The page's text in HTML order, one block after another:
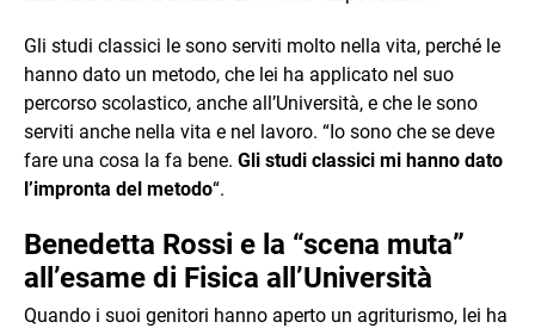
Gli studi classici le sono serviti molto nella vita, perché le
hanno dato un metodo, che lei ha applicato nel suo
percorso scolastico, anche all’Università, e che le sono
serviti anche nella vita e nel lavoro. “Io sono che se deve
fare una cosa la fa bene. Gli studi classici mi hanno dato
l’impronta del metodo“.
Benedetta Rossi e la “scena muta”
all’esame di Fisica all’Università
Quando i suoi genitori hanno aperto un agriturismo, lei ha